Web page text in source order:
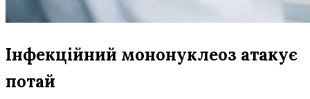
Інфекційний мононуклеоз атакує
потай